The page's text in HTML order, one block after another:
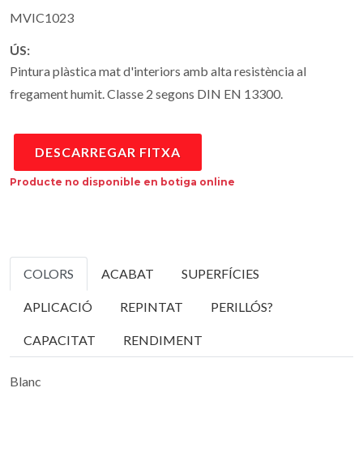
MVIC1023
ÚS:
Pintura plàstica mat d'interiors amb alta resistència al
fregament humit. Classe 2 segons DIN EN 13300.
DESCARREGAR FITXA
Producte no disponible en botiga online
COLORS ACABAT SUPERFÍCIES
APLICACIÓ REPINTAT PERILLÓS?
CAPACITAT RENDIMENT
Blanc